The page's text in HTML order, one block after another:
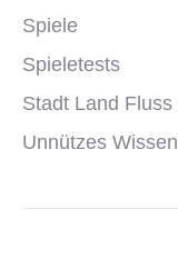
Spiele
Spieletests
Stadt Land Fluss
Unnützes Wissen